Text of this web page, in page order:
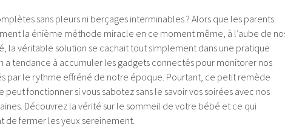
sans pleurs ni berçages interminables ? Alors que les parents
la énième méthode miracle en ce moment même, à l’aube de
la véritable solution se cachait tout simplement dans une pratique
a tendance à accumuler les gadgets connectés pour monitorer nos
par le rythme effréné de notre époque. Pourtant, ce petit remède
peut fonctionner si vous sabotez sans le savoir vos soirées avec nos
Découvrez la vérité sur le sommeil de votre bébé et ce qui
de fermer les yeux sereinement.